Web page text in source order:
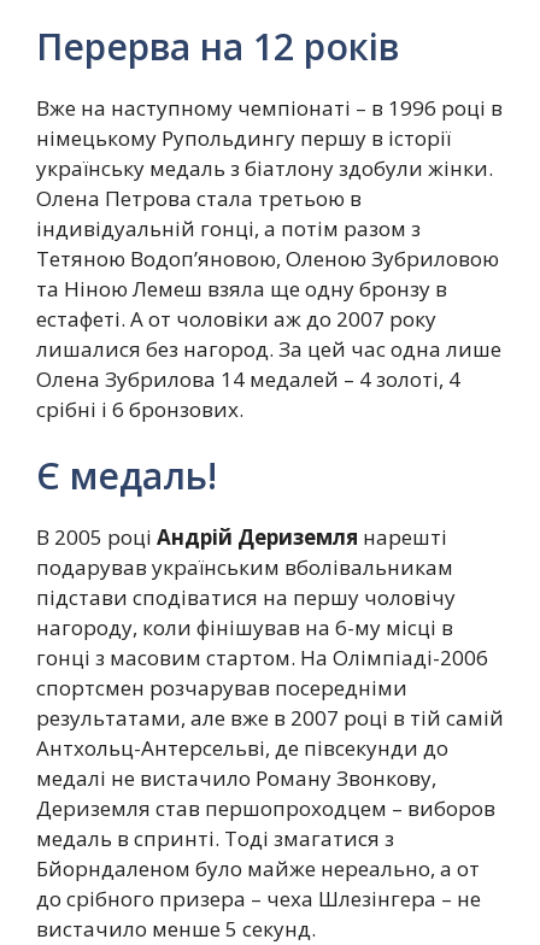
Перерва на 12 років
Вже на наступному чемпіонаті – в 1996 році в
німецькому Рупольдингу першу в історії
українську медаль з біатлону здобули жінки.
Олена Петрова стала третьою в
індивідуальній гонці, а потім разом з
Тетяною Водоп’яновою, Оленою Зубриловою
та Ніною Лемеш взяла ще одну бронзу в
естафеті. А от чоловіки аж до 2007 року
лишалися без нагород. За цей час одна лише
Олена Зубрилова 14 медалей – 4 золоті, 4
срібні і 6 бронзових.
Є медаль!
В 2005 році Андрій Дериземля нарешті
подарував українським вболівальникам
підстави сподіватися на першу чоловічу
нагороду, коли фінішував на 6-му місці в
гонці з масовим стартом. На Олімпіаді-2006
спортсмен розчарував посередніми
результатами, але вже в 2007 році в тій самій
Антхольц-Антерсельві, де півсекунди до
медалі не вистачило Роману Звонкову,
Дериземля став першопроходцем – виборов
медаль в спринті. Тоді змагатися з
Бйорндаленом було майже нереально, а от
до срібного призера – чеха Шлезінгера – не
вистачило менше 5 секунд.